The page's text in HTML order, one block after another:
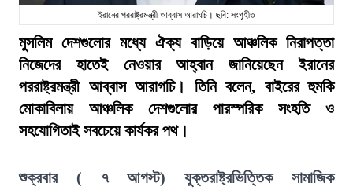
ইরানের পররাষ্ট্রমন্ত্রী আব্বাস আরাঘচি। ছবি: সংগৃহীত
মুসলিম দেশগুলোর মধ্যে ঐক্য বাড়িয়ে আঞ্চলিক নিরাপত্তা
নিজেদের হাতেই নেওয়ার আহ্বান জানিয়েছেন ইরানের
পররাষ্ট্রমন্ত্রী আব্বাস আরাগচি। তিনি বলেন, বাইরের হুমকি
মোকাবিলায় আঞ্চলিক দেশগুলোর পারস্পরিক সংহতি ও
সহযোগিতাই সবচেয়ে কার্যকর পথ।
শুক্রবার ( ৭ আগস্ট) যুক্তরাষ্ট্রভিত্তিক সামাজিক